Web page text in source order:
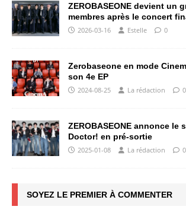
ZEROBASEONE devient un
membres après le concert
2026-03-16 Estelle 0
Zerobaseone en mode
son 4e EP
2024-08-25 La rédaction 0
ZEROBASEONE annonce le
Doctor! en pré-sortie
2025-01-08 La rédaction 0
SOYEZ LE PREMIER À COMMENTER